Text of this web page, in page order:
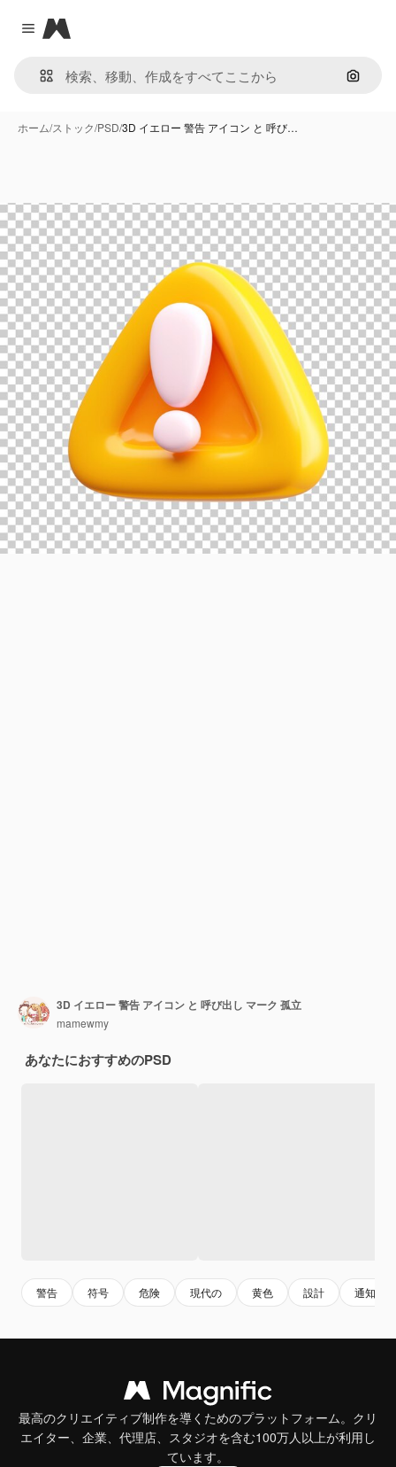
Close menu
Magnific
画像で
ホーム/ストック/PSD/3D イエロー 警告 アイコン と 呼び…
3D イエロー 警告 アイコン と 呼び出し マーク 孤立
mamewmy
あなたにおすすめのPSD
警告 符号 危険 現代の 黄色 設計 通知
最高のクリエイティブ制作を導くためのプラットフォーム。クリ
エイター、企業、代理店、スタジオを含む100万人以上が利用し
ています。